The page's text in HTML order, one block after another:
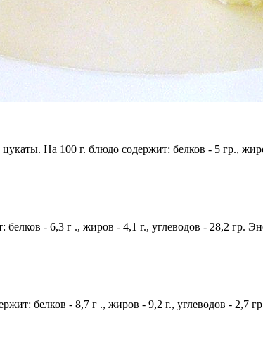
На 100 г. блюдо содержит: белков - 5 гр.,
- 6,3 г ., жиров - 4,1 г., углеводов - 28,2 гр.
белков - 8,7 г ., жиров - 9,2 г., углеводов - 2,7